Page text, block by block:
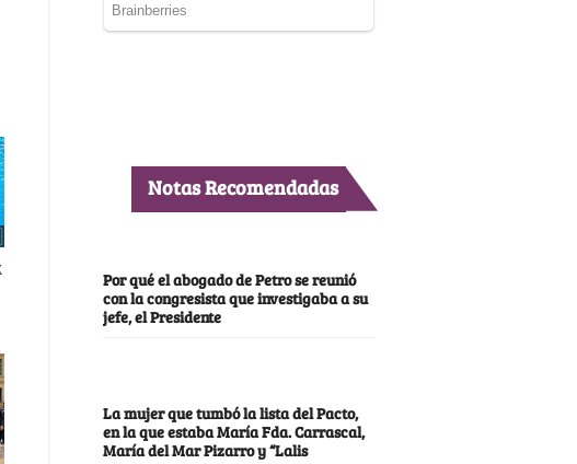
Notas Recomendadas
Por qué el abogado de Petro se reunió
con la congresista que investigaba a su
jefe, el Presidente
La mujer que tumbó la lista del Pacto,
en la que estaba María Fda. Carrascal,
María del Mar Pizarro y “Lalis